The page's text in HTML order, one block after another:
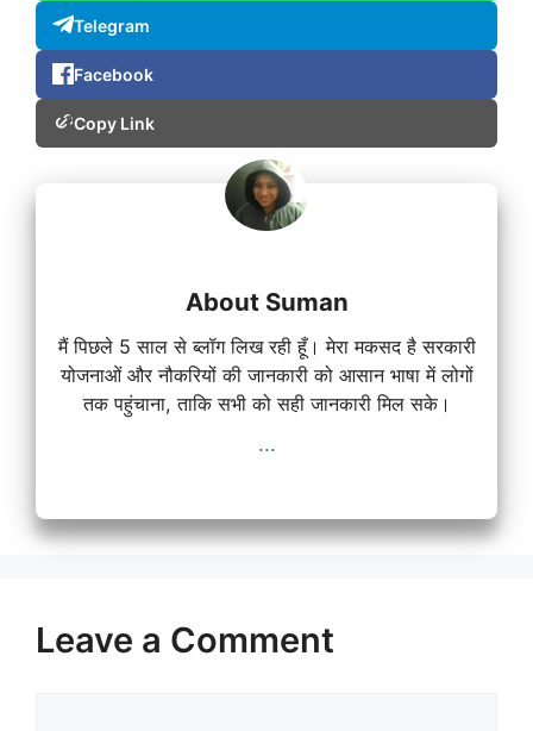
Telegram
Facebook
Copy Link
About Suman
मैं पिछले 5 साल से ब्लॉग लिख रही हूँ। मेरा मकसद है सरकारी
योजनाओं और नौकरियों की जानकारी को आसान भाषा में लोगों
तक पहुंचाना, ताकि सभी को सही जानकारी मिल सके।
...
Leave a Comment